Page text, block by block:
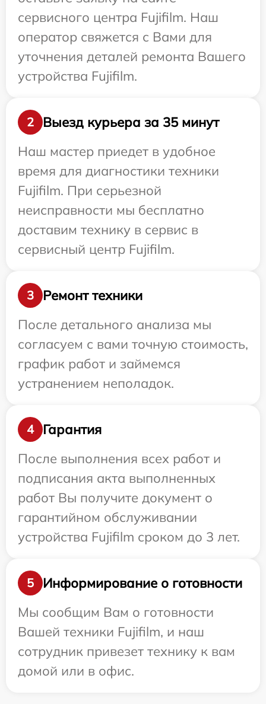
сервисного центра Fujifilm. Наш
оператор свяжется с Вами для
уточнения деталей ремонта Вашего
устройства Fujifilm.
2
Выезд курьера за 35 минут
Наш мастер приедет в удобное
время для диагностики техники
Fujifilm. При серьезной
неисправности мы бесплатно
доставим технику в сервис в
сервисный центр Fujifilm.
3
Ремонт техники
После детального анализа мы
согласуем с вами точную стоимость,
график работ и займемся
устранением неполадок.
4
Гарантия
После выполнения всех работ и
подписания акта выполненных
работ Вы получите документ о
гарантийном обслуживании
устройства Fujifilm сроком до 3 лет.
5
Информирование о готовности
Мы сообщим Вам о готовности
Вашей техники Fujifilm, и наш
сотрудник привезет технику к вам
домой или в офис.